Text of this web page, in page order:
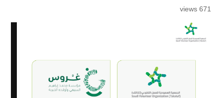
671 views